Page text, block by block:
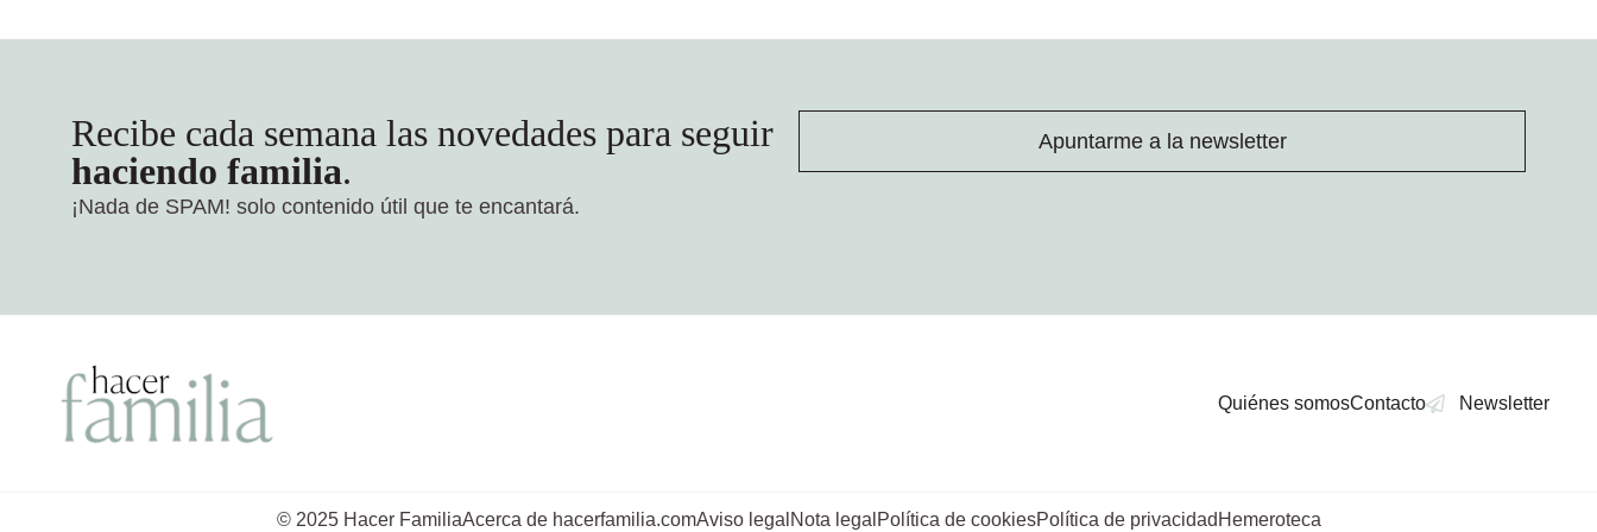
Recibe cada semana las novedades para seguir
haciendo familia.
¡Nada de SPAM! solo contenido útil que te encantará.
Apuntarme a la newsletter
Quiénes somosContacto Newsletter
© 2025 Hacer FamiliaAcerca de hacerfamilia.comAviso legalNota legalPolítica de cookiesPolítica de privacidadHemeroteca